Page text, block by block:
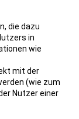
die dazu
in
wie
mit der
(wie zum
Nutzer einer